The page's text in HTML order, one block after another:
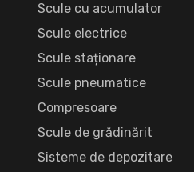
Scule cu acumulator
Scule electrice
Scule staționare
Scule pneumatice
Compresoare
Scule de grădinărit
Sisteme de depozitare